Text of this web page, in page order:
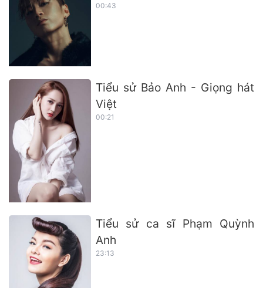
00:43
Tiểu sử Bảo Anh - Giọng hát
Việt
00:21
Tiểu sử ca sĩ Phạm Quỳnh
Anh
23:13